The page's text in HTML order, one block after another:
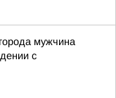
мужчина
с